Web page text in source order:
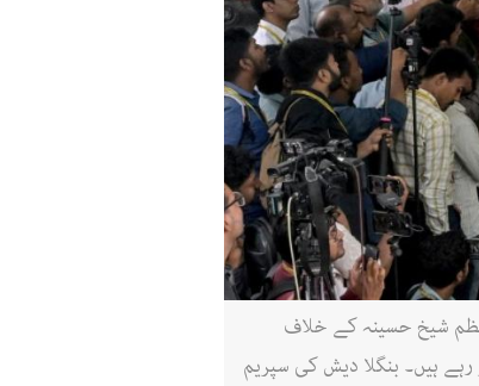
اعظم شیخ حسینہ کے خلاف
کر رہے ہیں۔ بنگلا دیش کی سپریم